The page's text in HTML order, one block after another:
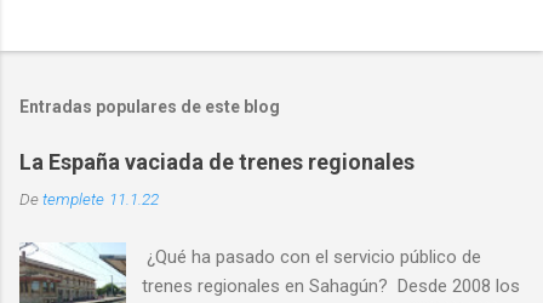
Entradas populares de este blog
La España vaciada de trenes regionales
Detemplete 11.1.22
¿Qué ha pasado con el servicio público de
trenes regionales en Sahagún? Desde 2008 los